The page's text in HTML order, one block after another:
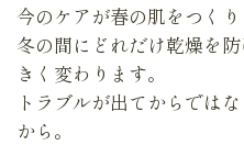
今のケアが春の肌をつく
冬の間にどれだけ乾燥を
きく変わります。
トラブルが出てからでは
から。